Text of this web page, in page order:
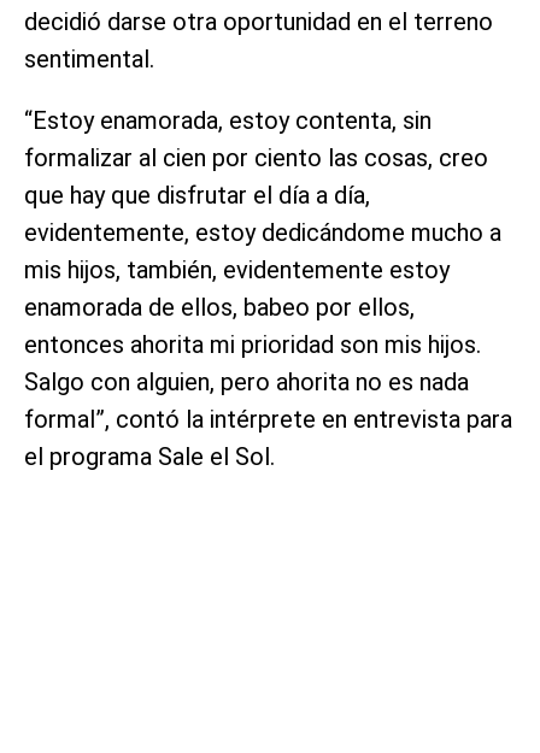
decidió darse otra oportunidad en el terreno
sentimental.
“Estoy enamorada, estoy contenta, sin
formalizar al cien por ciento las cosas, creo
que hay que disfrutar el día a día,
evidentemente, estoy dedicándome mucho a
mis hijos, también, evidentemente estoy
enamorada de ellos, babeo por ellos,
entonces ahorita mi prioridad son mis hijos.
Salgo con alguien, pero ahorita no es nada
formal”, contó la intérprete en entrevista para
el programa Sale el Sol.